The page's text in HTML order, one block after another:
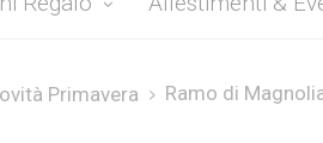
Primavera Ramo di